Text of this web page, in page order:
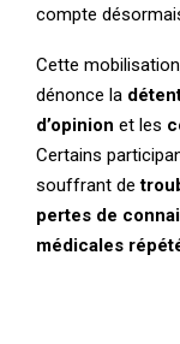
compte
Cette
dénonce la
d’opinion et les
Certains
souffrant de
pertes de
médicales